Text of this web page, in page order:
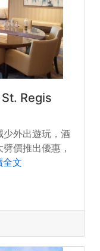
Regis
少外出遊玩，酒
價推出優惠，
全文